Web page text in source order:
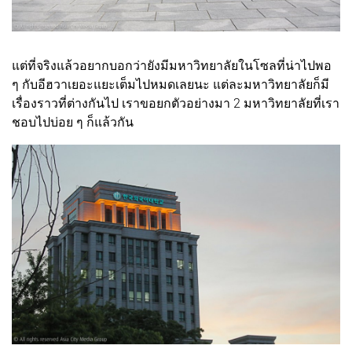
แต่ที่จริงแล้วอยากบอกว่ายังมีมหาวิทยาลัยในโซลที่น่าไปพอ
ๆ กับอีฮวาเยอะแยะเต็มไปหมดเลยนะ แต่ละมหาวิทยาลัยก็มี
เรื่องราวที่ต่างกันไป เราขอยกตัวอย่างมา 2 มหาวิทยาลัยที่เรา
ชอบไปบ่อย ๆ ก็แล้วกัน